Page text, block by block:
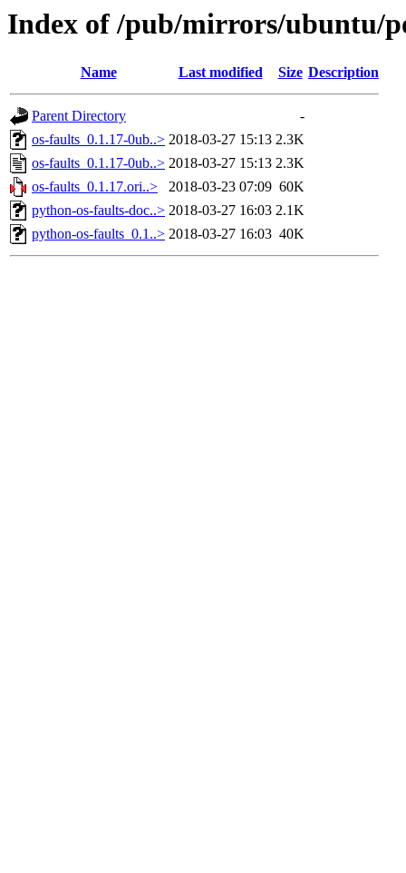
Index of /pub/mirrors/ubuntu/
Name Last modified Size Description
Parent Directory
-
os-faults_0.1.17-0ub..> 2018-03-27 15:13 2.3K
os-faults_0.1.17-0ub..> 2018-03-27 15:13 2.3K
os-faults_0.1.17.ori..>
2018-03-23 07:09 60K
python-os-faults-doc..> 2018-03-27 16:03 2.1K
python-os-faults_0.1..> 2018-03-27 16:03 40K